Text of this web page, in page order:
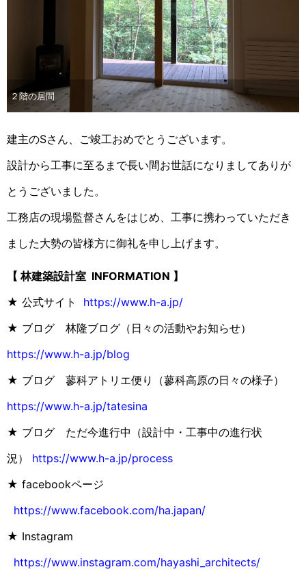
２階の居間
建主のSさん、ご竣工おめでとうございます。
設計から工事に至るまで長い間お世話になりましてありが
とうございました。
工務店の現場監督さんをはじめ、工事に携わっていただき
ました大勢の皆様方に御礼を申し上げます。
【 林建築設計室 INFORMATION 】
★ 公式サイト https://www.h-a.jp/
★ ブログ 林隆ブログ（日々の活動やお知らせ）
https://www.h-a.jp/blog
★ ブログ 蓼科アトリエ便り（蓼科高原の日々の様子）
https://www.h-a.jp/tatesina
★ ブログ ただ今進行中（設計中・工事中の進行状
況） https://www.h-a.jp/process
★ facebookページ
https://www.facebook.com/ha.japan/
★ Instagram
https://www.instagram.com/hayashi_architects/